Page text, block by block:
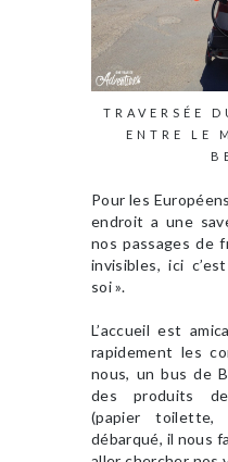
TRAVERSÉE
ENTRE LE
Pour les
endroit a une
nos passages de
invisibles, ici
soi ».
L’accueil est
rapidement les
nous, un bus de
des produits
(papier
débarqué, il nous